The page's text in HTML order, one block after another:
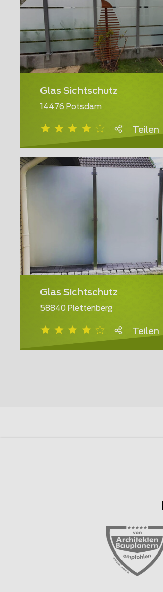
Glas Sichtschutz
14476 Potsdam
Teilen
Glas Sichtschutz
58840 Plettenberg
Teilen